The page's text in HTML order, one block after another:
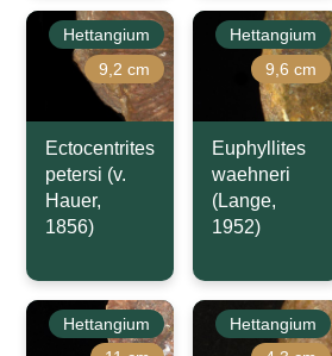
Hettangium
9,2 cm
Ectocentrites
petersi (v.
Hauer,
1856)
Hettangium
9,6 cm
Euphyllites
waehneri
(Lange,
1952)
Hettangium
Hettangium